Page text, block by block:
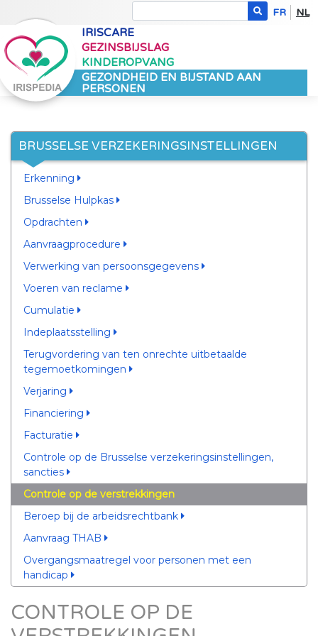
FR NL
IRISCARE
GEZINSBIJSLAG
KINDEROPVANG
GEZONDHEID EN BIJSTAND AAN
PERSONEN
BRUSSELSE VERZEKERINGSINSTELLINGEN
Erkenning
Brusselse Hulpkas
Opdrachten
Aanvraagprocedure
Verwerking van persoonsgegevens
Voeren van reclame
Cumulatie
Indeplaatsstelling
Terugvordering van ten onrechte uitbetaalde
tegemoetkomingen
Verjaring
Financiering
Facturatie
Controle op de Brusselse verzekeringsinstellingen,
sancties
Controle op de verstrekkingen
Beroep bij de arbeidsrechtbank
Aanvraag THAB
Overgangsmaatregel voor personen met een
handicap
CONTROLE OP DE